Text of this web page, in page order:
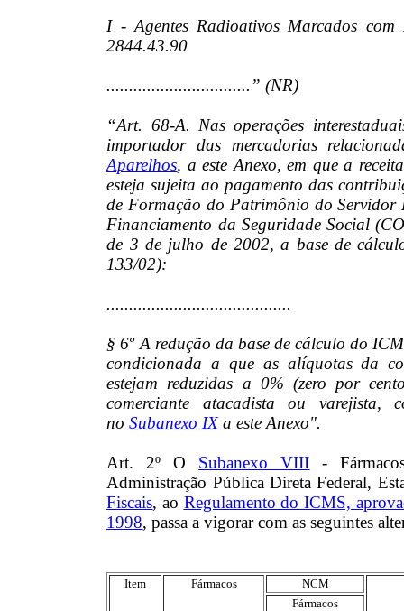
I - Agentes Radioativos Marcados
2844.43.90
................................” (NR)
“Art. 68-A. Nas operações
importador das mercadorias
Aparelhos, a este Anexo, em que a
esteja sujeita ao pagamento das
de Formação do Patrimônio do
Financiamento da Seguridade Social
de 3 de julho de 2002, a base de
133/02):
.........................................
§ 6º A redução da base de cálculo do
condicionada a que as alíquotas da
estejam reduzidas a 0% (zero por
comerciante atacadista ou varejista,
noSubanexo IX a este Anexo".
Art. 2º O Subanexo VIII -
Administração Pública Direta Federal,
Fiscais, ao Regulamento do ICMS,
1998, passa a vigorar com as seguintes
Item Fármacos
NCM
Fármacos